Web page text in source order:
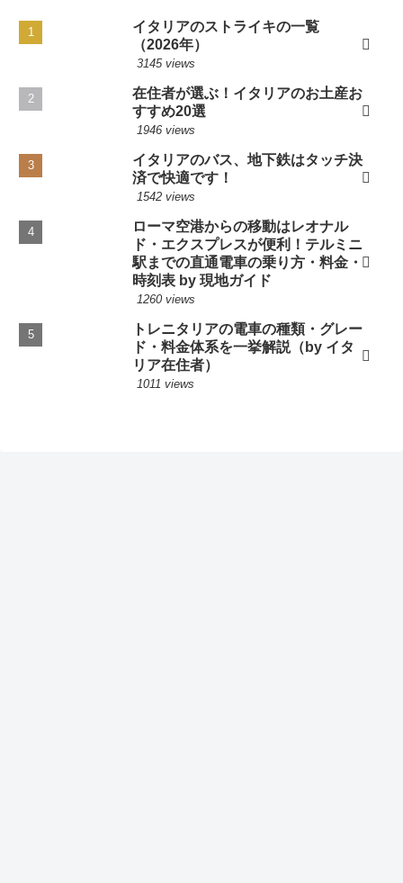
イタリアのストライキの一覧
（2026年）
3145 views
在住者が選ぶ！イタリアのお土産お
すすめ20選
1946 views
イタリアのバス、地下鉄はタッチ決
済で快適です！
1542 views
ローマ空港からの移動はレオナル
ド・エクスプレスが便利！テルミニ
駅までの直通電車の乗り方・料金・
時刻表 by 現地ガイド
1260 views
トレニタリアの電車の種類・グレー
ド・料金体系を一挙解説（by イタ
リア在住者）
1011 views